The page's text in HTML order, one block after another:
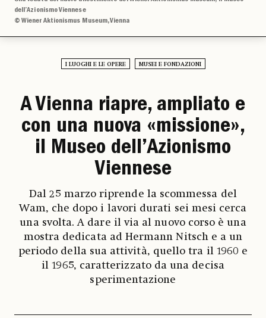
dell’Azionismo Viennese
© Wiener Aktionismus Museum, Vienna
I LUOGHI E LE OPERE MUSEI E FONDAZIONI
A Vienna riapre, ampliato e
con una nuova «missione»,
il Museo dell’Azionismo
Viennese
Dal 25 marzo riprende la scommessa del
Wam, che dopo i lavori durati sei mesi cerca
una svolta. A dare il via al nuovo corso è una
mostra dedicata ad Hermann Nitsch e a un
periodo della sua attività, quello tra il 1960 e
il 1965, caratterizzato da una decisa
sperimentazione